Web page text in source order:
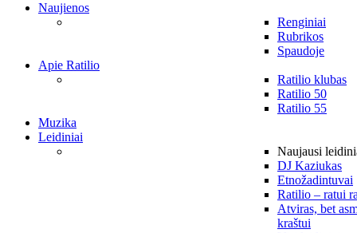
Naujienos
Renginiai
Rubrikos
Spaudoje
Apie Ratilio
Ratilio klubas
Ratilio 50
Ratilio 55
Muzika
Leidiniai
Naujausi
DJ Kaziukas
Etnožadintuvai
Ratilio – ratui
Atviras, bet
kraštui